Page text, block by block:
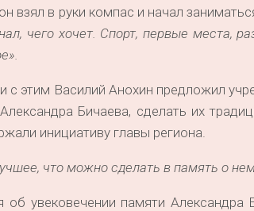
взял в руки компас и начал
чего хочет. Спорт, первые места,
с этим Василий Анохин предложил
Бичаева, сделать их
инициативу главы региона.
что можно сделать в память о
об увековечении памяти Александра